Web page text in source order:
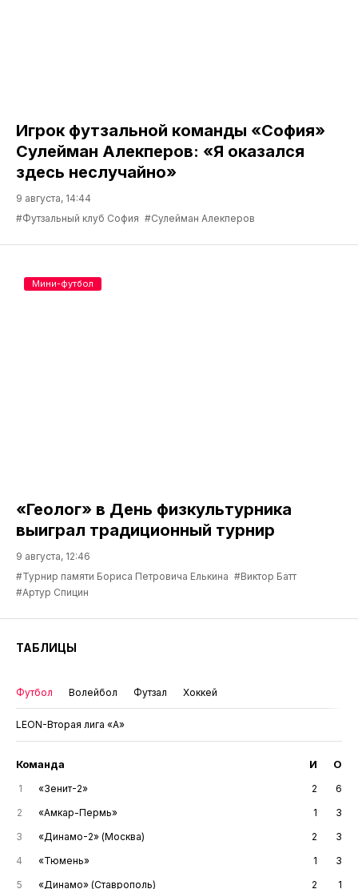
Игрок футзальной команды «София»
Сулейман Алекперов: «Я оказался
здесь неслучайно»
9 августа, 14:44
#Футзальный клуб София #Сулейман Алекперов
«Геолог» в День физкультурника
выиграл традиционный турнир
9 августа, 12:46
#Турнир памяти Бориса Петровича Елькина #Виктор Батт
#Артур Спицин
Мини-футбол
ТАБЛИЦЫ
Футбол Волейбол Футзал Хоккей
LEON-Вторая лига «А»
Команда И О
1 «Зенит-2» 2
6
2
«Амкар-Пермь» 1
3
3
«Динамо-2» (Москва) 2
3
4
«Тюмень» 1
3
5
«Динамо» (Ставрополь) 2
1